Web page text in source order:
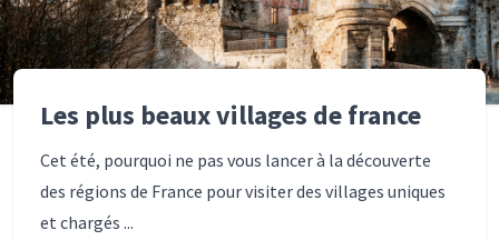
Les plus beaux villages de france
Cet été, pourquoi ne pas vous lancer à la découverte
des régions de France pour visiter des villages uniques
et chargés ...